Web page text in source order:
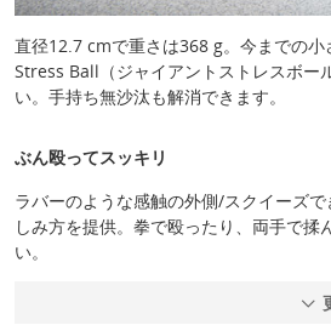
直径12.7 cmで重さは368 g。今までの
Stress Ball（ジャイアントストレスボー
い。手持ち無沙汰も解消できます。
ぶん殴ってスッキリ
ラバーのような感触の外側/スクイーズ
しみ方を提供。拳で殴ったり、両手で
い。